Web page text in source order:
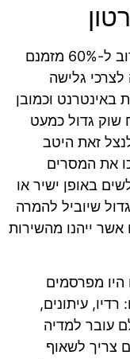
אחד הנתונים המעניינים מראים כי קרוב ל-60% מזמנם
גלישה
באינטרנט וכמובן
שוק גדול כמעט
זאת היטב
את המסרים
באופן ישיר או
שיוביל להמרה
אשר ייהנו מהשירות
היו מפרסמים
עיתונים,
עובר למדיה
צריך לשאוף